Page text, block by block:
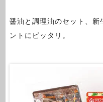
醤油と調理油のセット、
ントにピッタリ。